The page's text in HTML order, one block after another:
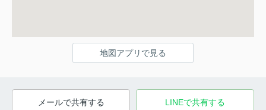
地図アプリで見る
メールで共有する LINEで共有する